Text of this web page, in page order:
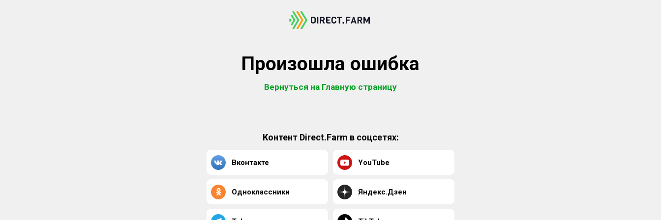
Произошла ошибка
Вернуться на Главную страницу
Контент Direct.Farm в соцсетях:
Вконтакте YouTube
Одноклассники Яндекс.Дзен